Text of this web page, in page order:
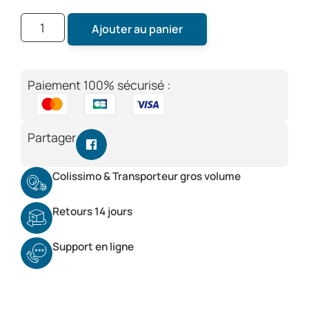
Ajouter au panier
Paiement 100% sécurisé :
Partager
Colissimo & Transporteur gros volume
Retours 14 jours
Support en ligne